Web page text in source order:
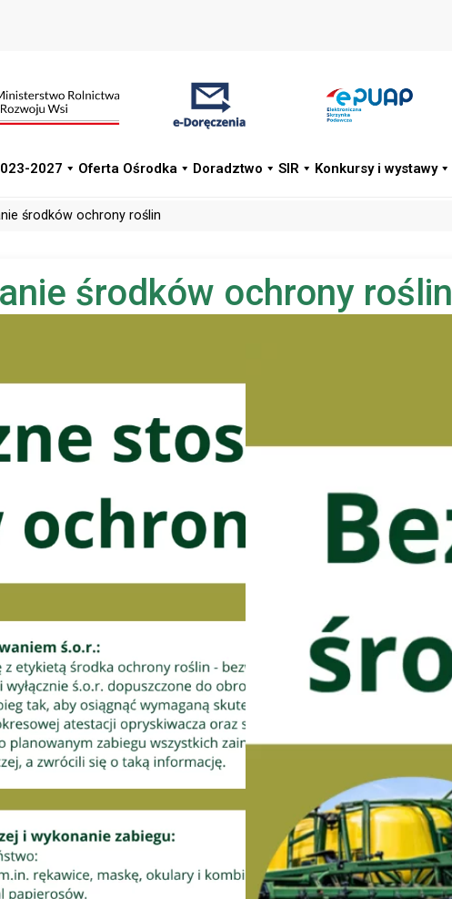
2027 Oferta Ośrodka Doradztwo SIR Konkursy i wystawy
środków ochrony roślin
środków ochrony roślin